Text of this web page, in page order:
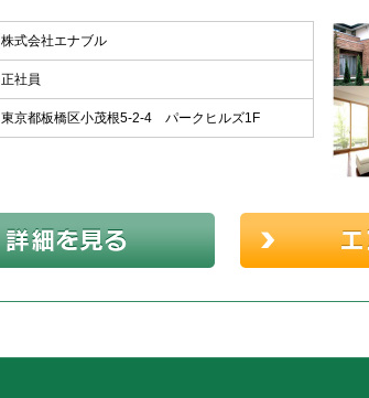
株式会社エナブル
正社員
東京都板橋区小茂根5-2-4 パークヒルズ1F